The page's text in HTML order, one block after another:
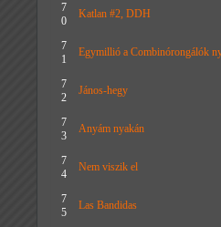
7
0
Katlan #2, DDH
7
1
Egymillió a Combinórongálók
7
2
János-hegy
7
3
Anyám nyakán
7
4
Nem viszik el
7
5
Las Bandidas